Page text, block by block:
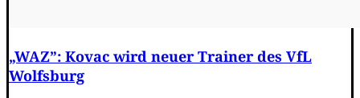
„WAZ”: Kovac wird neuer Trainer des VfL
Wolfsburg